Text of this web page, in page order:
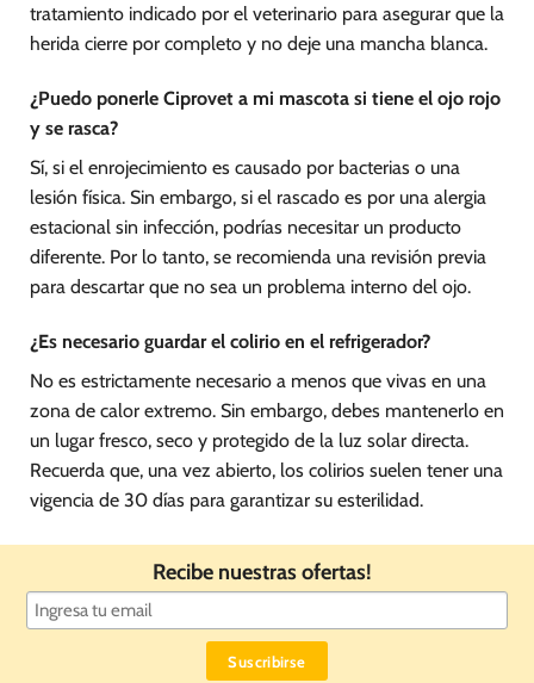
tratamiento indicado por el veterinario para asegurar que la
herida cierre por completo y no deje una mancha blanca.
¿Puedo ponerle Ciprovet a mi mascota si tiene el ojo rojo
y se rasca?
Sí, si el enrojecimiento es causado por bacterias o una
lesión física. Sin embargo, si el rascado es por una alergia
estacional sin infección, podrías necesitar un producto
diferente. Por lo tanto, se recomienda una revisión previa
para descartar que no sea un problema interno del ojo.
¿Es necesario guardar el colirio en el refrigerador?
No es estrictamente necesario a menos que vivas en una
zona de calor extremo. Sin embargo, debes mantenerlo en
un lugar fresco, seco y protegido de la luz solar directa.
Recuerda que, una vez abierto, los colirios suelen tener una
vigencia de 30 días para garantizar su esterilidad.
Recibe nuestras ofertas!